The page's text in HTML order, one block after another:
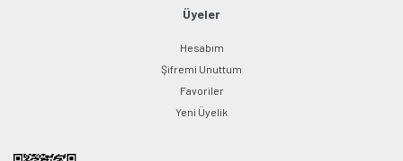
Üyeler
Hesabım
Şifremi Unuttum
Favoriler
Yeni Üyelik